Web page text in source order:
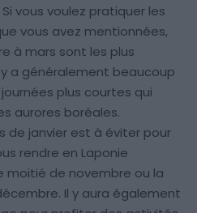
vous voulez pratiquer les
vous avez mentionnées,
à mars sont les plus
a généralement beaucoup
plus courtes qui
aurores boréales.
de janvier est à éviter pour
rendre en Laponie
moitié de novembre ou la
Il y aura également